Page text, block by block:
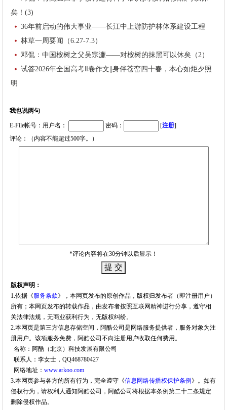
矣！(3)
36年前启动的伟大事业——长江中上游防护林体系建设工程
林草一周要闻（6.27-7.3）
邓侃：中国桉树之父吴宗濂——对桉树的抹黑可以休矣（2）
试答2026年全国高考Ⅱ卷作文||身伴苍峦四十春，本心如炬夕照
明
我也说两句
E-File帐号：用户名： 密码： [注册]
评论：（内容不能超过500字。）
*评论内容将在30分钟以后显示！
版权声明：
1.依据《服务条款》，本网页发布的原创作品，版权归发布者（即注册用户）
所有；本网页发布的转载作品，由发布者按照互联网精神进行分享，遵守相
关法律法规，无商业获利行为，无版权纠纷。
2.本网页是第三方信息存储空间，阿酷公司是网络服务提供者，服务对象为注
册用户。该项服务免费，阿酷公司不向注册用户收取任何费用。
名称：阿酷（北京）科技发展有限公司
联系人：李女士，QQ468780427
网络地址： www.arkoo.com
3.本网页参与各方的所有行为，完全遵守《信息网络传播权保护条例》。如有
侵权行为，请权利人通知阿酷公司，阿酷公司将根据本条例第二十二条规定
删除侵权作品。